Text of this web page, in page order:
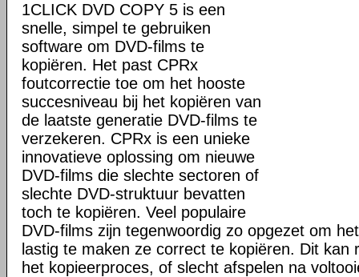
1CLICK DVD COPY 5 is een
snelle, simpel te gebruiken
software om DVD-films te
kopiëren. Het past CPRx
foutcorrectie toe om het hooste
succesniveau bij het kopiëren van
de laatste generatie DVD-films te
verzekeren. CPRx is een unieke
innovatieve oplossing om nieuwe
DVD-films die slechte sectoren of
slechte DVD-struktuur bevatten
toch te kopiëren. Veel populaire
DVD-films zijn tegenwoordig zo opgezet om
lastig te maken ze correct te kopiëren. Dit kan
het kopieerproces, of slecht afspelen na